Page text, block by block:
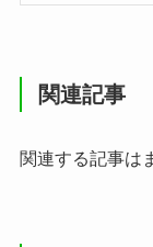
関連記事
関連する記事は